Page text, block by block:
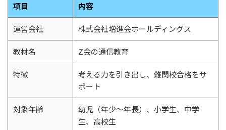
項目 内容
運営会社 株式会社増進会ホールディングス
教材名 Z会の通信教育
特徴
考える力を引き出し、難関校合格をサ
ポート
対象年齢
幼児（年少～年長）、小学生、中学
生、高校生